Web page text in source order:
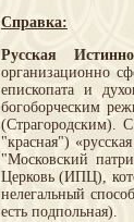
Справка:
Русская
организационно
епископата и
богоборческим
(Страгородским).
"красная")
"Московский
Церковь (ИПЦ),
нелегальный
есть подпольная).